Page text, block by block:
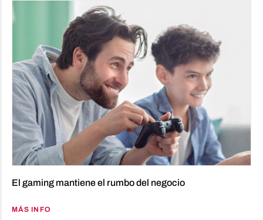
El gaming mantiene el rumbo del negocio
MÁS INFO